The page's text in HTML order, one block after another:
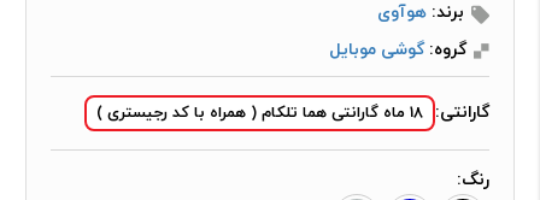
برند: هوآوی
گروه:گوشی موبایل
گارانتی: 18 ماه گارانتی هما تلکام ( همراه با کد رجیستری )
رنگ: